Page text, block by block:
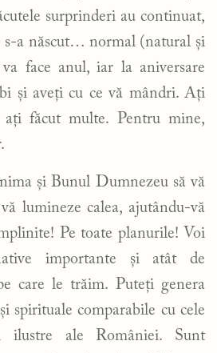
surprinderi au continuat,
s-a născut… normal (natural și
face anul, iar la aniversare
și aveți cu ce vă mândri. Ați
făcut multe. Pentru mine,
și Bunul Dumnezeu să vă
lumineze calea, ajutându-vă
Pe toate planurile! Voi
importante și atât de
care le trăim. Puteți genera
spirituale comparabile cu cele
ilustre ale României. Sunt